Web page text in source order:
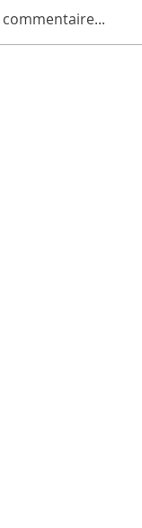
commentaire...